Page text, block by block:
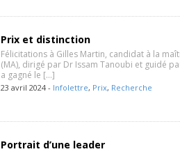
Prix et distinction
Félicitations à Gilles Martin, candidat à la
(MA), dirigé par Dr Issam Tanoubi et guidé
a gagné le […]
23 avril 2024 - Infolettre, Prix, Recherche
Portrait d’une leader